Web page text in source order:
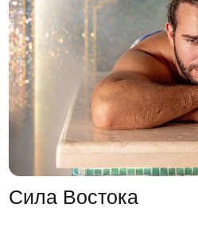
15 900 р.
Длительность:
3 часа
La Sultan De Saba
Маска с марокканской
глиной Рассул и Карите
Восточный спа-уход лица на
косметике La Sultan De Saba
Расслабляющий массаж тела на
масле карите 1 час
Чайная церемония с восточными
сладостями